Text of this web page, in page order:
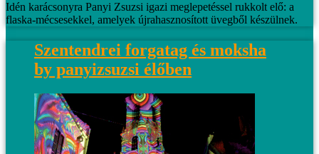
Idén karácsonyra Panyi Zsuzsi igazi meglepetéssel rukkolt elő: a
flaska-mécsesekkel, amelyek újrahasznosított üvegből készülnek.
Szentendrei forgatag és moksha
by panyizsuzsi élőben